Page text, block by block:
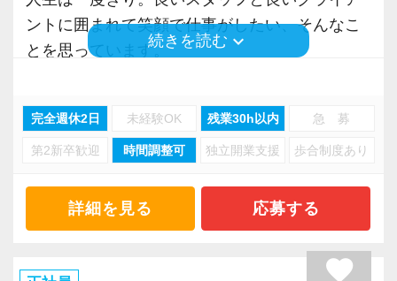
る体制を整えています（もちろんセキュリティ
の上で）。
＋中抜け』のようなイメージで柔軟な勤務体系
になっています。
ますが、ゼロベースとしてルールを設定してい
ます。
もちろん、freeeに触ったことがない方には、
ントに囲まれて笑顔で仕事がしたい、そんなこ
とを思っています。
もちろん『単に楽をしたい』、という訳ではあ
クライアントとの良好な関係を目指し、満足度
はもちろん、働いている社員の満足度も重要だ
続きを読む keyboard_arrow_down
完全週休2日 未経験OK 残業30h以内 急 募
第2新卒歓迎 時間調整可 独立開業支援 歩合制度あり
詳細を見る 応募する
favorite